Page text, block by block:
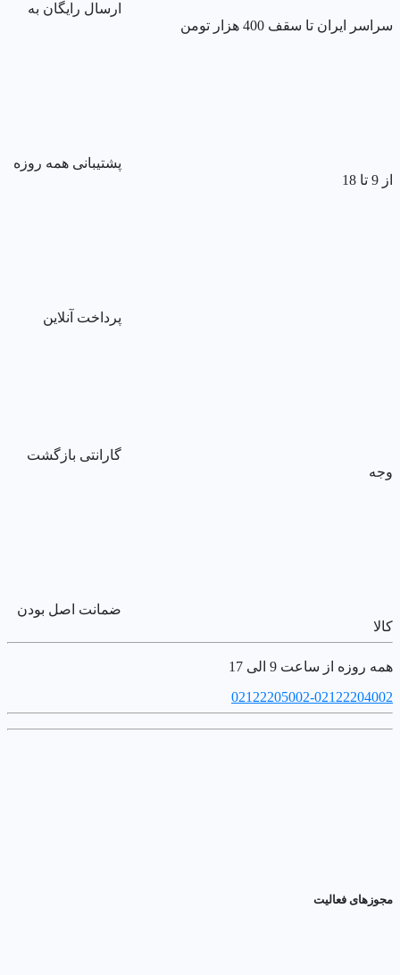
ارسال رایگان به
سراسر ایران تا سقف 400 هزار تومن
پشتیبانی همه روزه
از 9 تا 18
پرداخت آنلاین
گارانتی بازگشت
وجه
ضمانت اصل بودن
کالا
همه روزه از ساعت 9 الی 17
02122205002-02122204002
مجوزهای فعالیت